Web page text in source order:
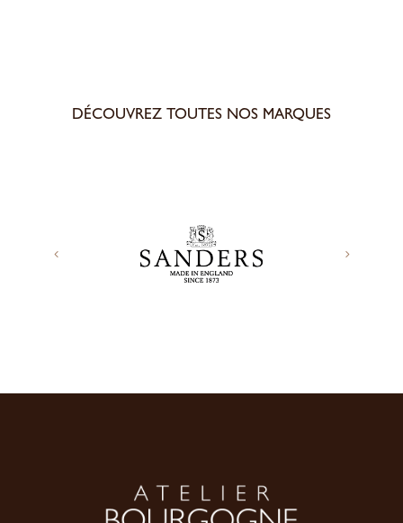
DÉCOUVREZ TOUTES NOS MARQUES